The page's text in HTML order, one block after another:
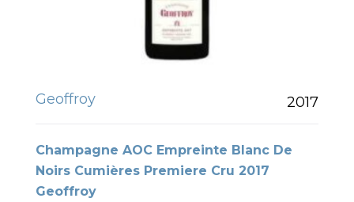
Geoffroy 2017
Champagne AOC Empreinte Blanc De
Noirs Cumières Premiere Cru 2017
Geoffroy